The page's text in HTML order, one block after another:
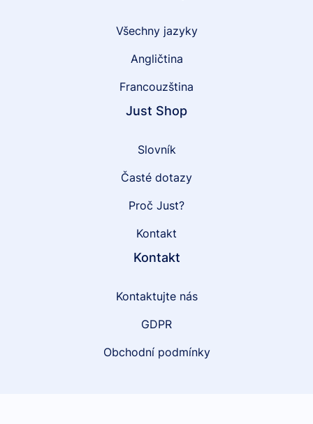
Všechny jazyky
Angličtina
Francouzština
Just Shop
Slovník
Časté dotazy
Proč Just?
Kontakt
Kontakt
Kontaktujte nás
GDPR
Obchodní podmínky